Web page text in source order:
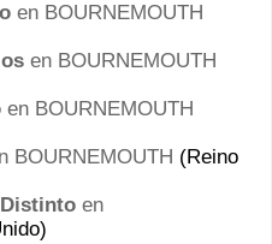
en BOURNEMOUTH
en BOURNEMOUTH
en BOURNEMOUTH
BOURNEMOUTH (Reino
en